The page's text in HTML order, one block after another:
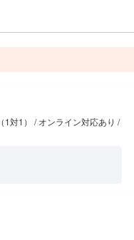
1対1） / オンライン対応あり /